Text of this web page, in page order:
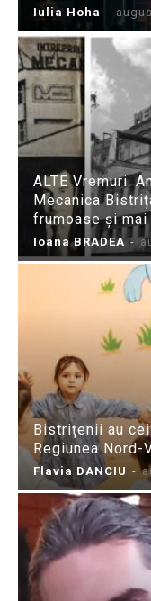
Iulia Hoha -
ALTE Vremuri.
Mecanica
frumoase și
Ioana BRADEA -
Bistrițenii au
Regiunea Nord-
Flavia DANCIU -